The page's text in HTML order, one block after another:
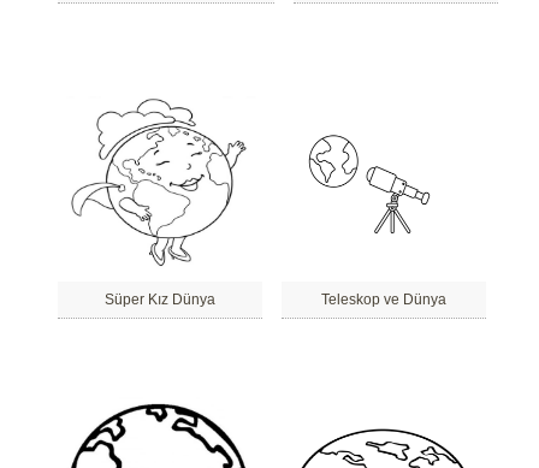
Süper Kız Dünya Teleskop ve Dünya